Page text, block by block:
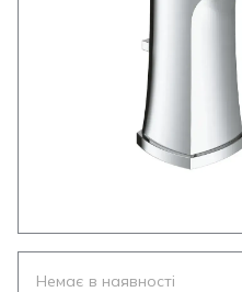
Немає в наявності